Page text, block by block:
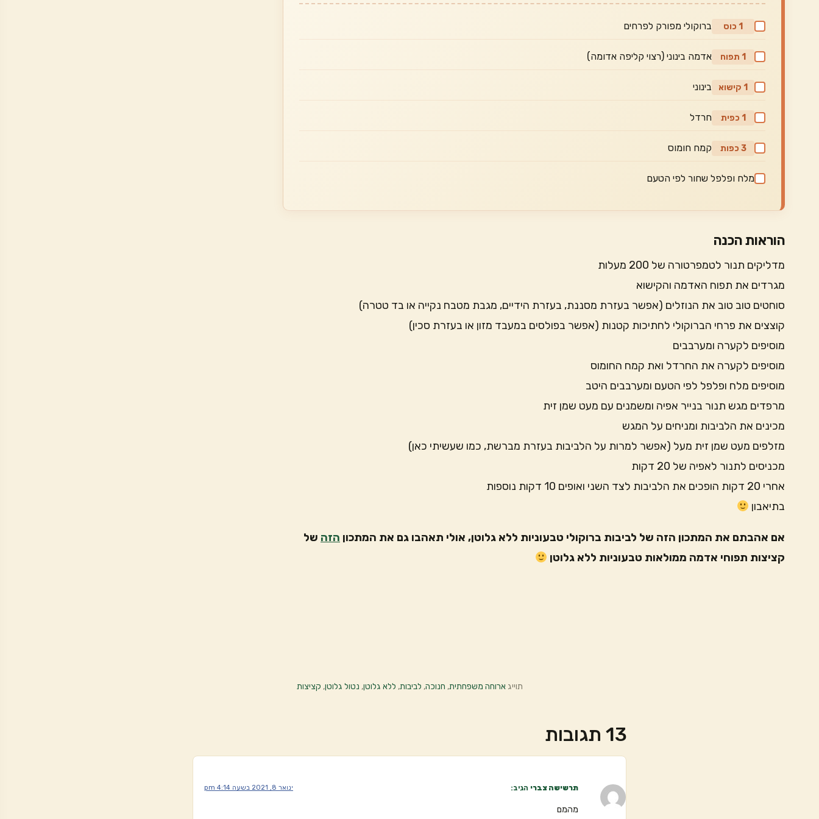
1 כוס ברוקולי מפורק לפרחים
1 תפוח אדמה בינוני (רצוי קליפה אדומה)
1 קישוא בינוני
1 כפית חרדל
3 כפות קמח חומוס
מלח ופלפל שחור לפי הטעם
הוראות הכנה
מדליקים תנור לטמפרטורה של 200 מעלות
מגרדים את תפוח האדמה והקישוא
סוחטים טוב טוב את הנוזלים (אפשר בעזרת מסננת, בעזרת הידיים, מגבת מטבח נקייה או בד טטרה)
קוצצים את פרחי הברוקולי לחתיכות קטנות (אפשר בפולסים במעבד מזון או בעזרת סכין)
מוסיפים לקערה ומערבבים
מוסיפים לקערה את החרדל ואת קמח החומוס
מוסיפים מלח ופלפל לפי הטעם ומערבבים היטב
מרפדים מגש תנור בנייר אפיה ומשמנים עם מעט שמן זית
מכינים את הלביבות ומניחים על המגש
מזלפים מעט שמן זית מעל (אפשר למרות על הלביבות בעזרת מברשת, כמו שעשיתי כאן)
מכניסים לתנור לאפיה של 20 דקות
אחרי 20 דקות הופכים את הלביבות לצד השני ואופים 10 דקות נוספות
בתיאבון
אם אהבתם את המתכון הזה של לביבות ברוקולי טבעוניות ללא גלוטן, אולי תאהבו גם את המתכון הזה של
קציצות תפוחי אדמה ממולאות טבעוניות ללא גלוטן
תוייגארוחה משפחתית, חנוכה, לביבות, ללא גלוטן, נטול גלוטן, קציצות
13 תגובות
תרשישה צברי הגיב: ינואר 8, 2021 בשעה 4:14 pm
מהמם